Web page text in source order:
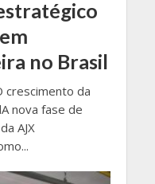
no Brasil
crescimento da
nova fase de
AJX